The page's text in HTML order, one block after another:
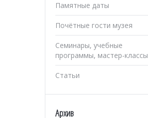
Памятные даты
Почётные гости музея
Семинары, учебные
программы, мастер-классы
Статьи
Архив